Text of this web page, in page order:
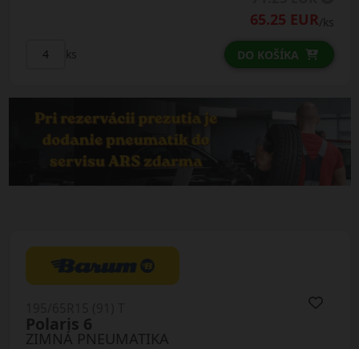
65.25 EUR/ks
ks DO KOŠÍKA
ZIMNÁ PNEUMATIKA
Polaris 6